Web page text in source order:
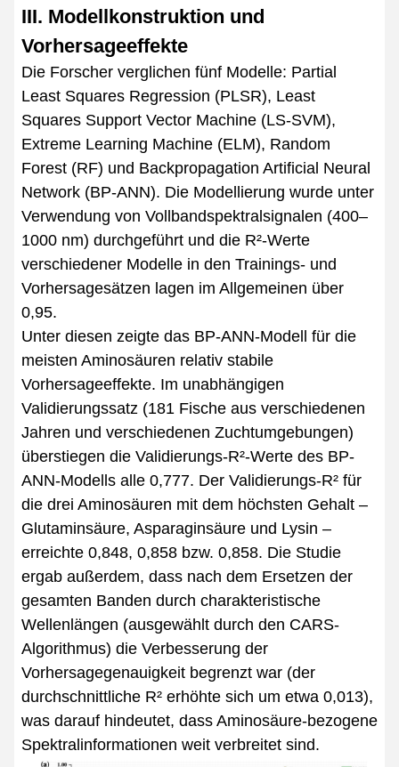
III. Modellkonstruktion und
Vorhersageeffekte
Die Forscher verglichen fünf Modelle: Partial
Least Squares Regression (PLSR), Least
Squares Support Vector Machine (LS-SVM),
Extreme Learning Machine (ELM), Random
Forest (RF) und Backpropagation Artificial Neural
Network (BP-ANN). Die Modellierung wurde unter
Verwendung von Vollbandspektralsignalen (400–
1000 nm) durchgeführt und die R²-Werte
verschiedener Modelle in den Trainings- und
Vorhersagesätzen lagen im Allgemeinen über
0,95.
Unter diesen zeigte das BP-ANN-Modell für die
meisten Aminosäuren relativ stabile
Vorhersageeffekte. Im unabhängigen
Validierungssatz (181 Fische aus verschiedenen
Jahren und verschiedenen Zuchtumgebungen)
überstiegen die Validierungs-R²-Werte des BP-
ANN-Modells alle 0,777. Der Validierungs-R² für
die drei Aminosäuren mit dem höchsten Gehalt –
Glutaminsäure, Asparaginsäure und Lysin –
erreichte 0,848, 0,858 bzw. 0,858. Die Studie
ergab außerdem, dass nach dem Ersetzen der
gesamten Banden durch charakteristische
Wellenlängen (ausgewählt durch den CARS-
Algorithmus) die Verbesserung der
Vorhersagegenauigkeit begrenzt war (der
durchschnittliche R² erhöhte sich um etwa 0,013),
was darauf hindeutet, dass Aminosäure-bezogene
Spektralinformationen weit verbreitet sind.